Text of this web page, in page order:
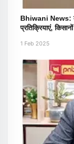
Bhiwani News:
प्रतिक्रियाएं,
1 Feb 2025